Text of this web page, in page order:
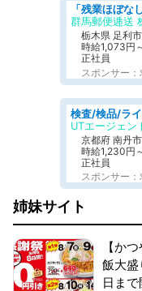
栃木県 足利市
時給1,073円
正社員
スポンサー
UTエージェン
京都府 南丹市
時給1,230円
正社員
スポンサー
姉妹サイト
【か
飯大盛
日まで